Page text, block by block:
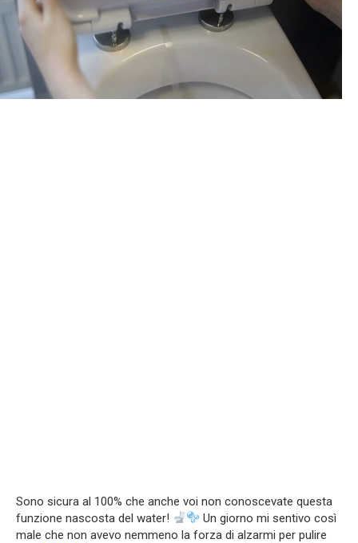
Sono sicura al 100% che anche voi non conoscevate questa
funzione nascosta del water!
Un giorno mi sentivo così
male che non avevo nemmeno la forza di alzarmi per pulire